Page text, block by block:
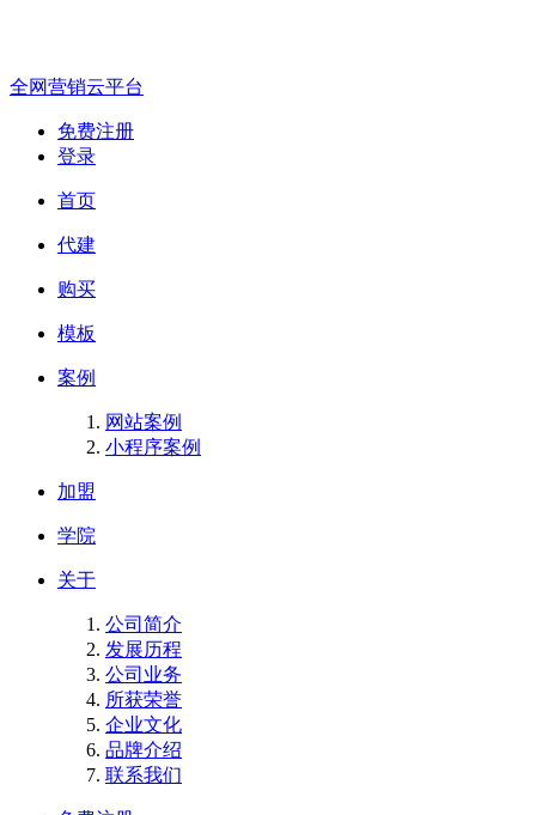
全网营销云平台
免费注册
登录
首页
代建
购买
模板
案例
网站案例
小程序案例
加盟
学院
关于
公司简介
发展历程
公司业务
所获荣誉
企业文化
品牌介绍
联系我们